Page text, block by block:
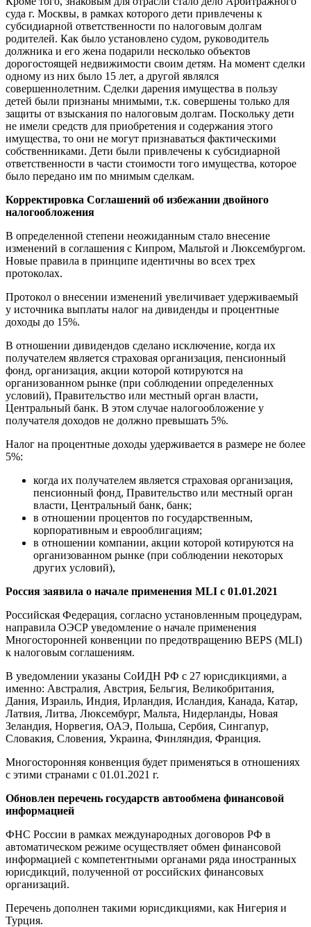
суда г. Москвы, в рамках которого дети привлечены к
субсидиарной ответственности по налоговым долгам
родителей. Как было установлено судом, руководитель
должника и его жена подарили несколько объектов
дорогостоящей недвижимости своим детям. На момент сделки
одному из них было 15 лет, а другой являлся
совершеннолетним. Сделки дарения имущества в пользу
детей были признаны мнимыми, т.к. совершены только для
защиты от взыскания по налоговым долгам. Поскольку дети
не имели средств для приобретения и содержания этого
имущества, то они не могут признаваться фактическими
собственниками. Дети были привлечены к субсидиарной
ответственности в части стоимости того имущества, которое
было передано им по мнимым сделкам.
Корректировка Соглашений об избежании двойного
налогообложения
В определенной степени неожиданным стало внесение
изменений в соглашения с Кипром, Мальтой и Люксембургом.
Новые правила в принципе идентичны во всех трех
протоколах.
Протокол о внесении изменений увеличивает удерживаемый
у источника выплаты налог на дивиденды и процентные
доходы до 15%.
В отношении дивидендов сделано исключение, когда их
получателем является страховая организация, пенсионный
фонд, организация, акции которой котируются на
организованном рынке (при соблюдении определенных
условий), Правительство или местный орган власти,
Центральный банк. В этом случае налогообложение у
получателя доходов не должно превышать 5%.
Налог на процентные доходы удерживается в размере не более
5%:
когда их получателем является страховая организация,
пенсионный фонд, Правительство или местный орган
власти, Центральный банк, банк;
в отношении процентов по государственным,
корпоративным и еврооблигациям;
в отношении компании, акции которой котируются на
организованном рынке (при соблюдении некоторых
других условий),
Россия заявила о начале применения MLI с 01.01.2021
Российская Федерация, согласно установленным процедурам,
направила ОЭСР уведомление о начале применения
Многосторонней конвенции по предотвращению BEPS (MLI)
к налоговым соглашениям.
В уведомлении указаны СоИДН РФ с 27 юрисдикциями, а
именно: Австралия, Австрия, Бельгия, Великобритания,
Дания, Израиль, Индия, Ирландия, Исландия, Канада, Катар,
Латвия, Литва, Люксембург, Мальта, Нидерланды, Новая
Зеландия, Норвегия, ОАЭ, Польша, Сербия, Сингапур,
Словакия, Словения, Украина, Финляндия, Франция.
Многосторонняя конвенция будет применяться в отношениях
с этими странами с 01.01.2021 г.
Обновлен перечень государств автообмена финансовой
информацией
ФНС России в рамках международных договоров РФ в
автоматическом режиме осуществляет обмен финансовой
информацией с компетентными органами ряда иностранных
юрисдикций, полученной от российских финансовых
организаций.
Перечень дополнен такими юрисдикциями, как Нигерия и
Турция.